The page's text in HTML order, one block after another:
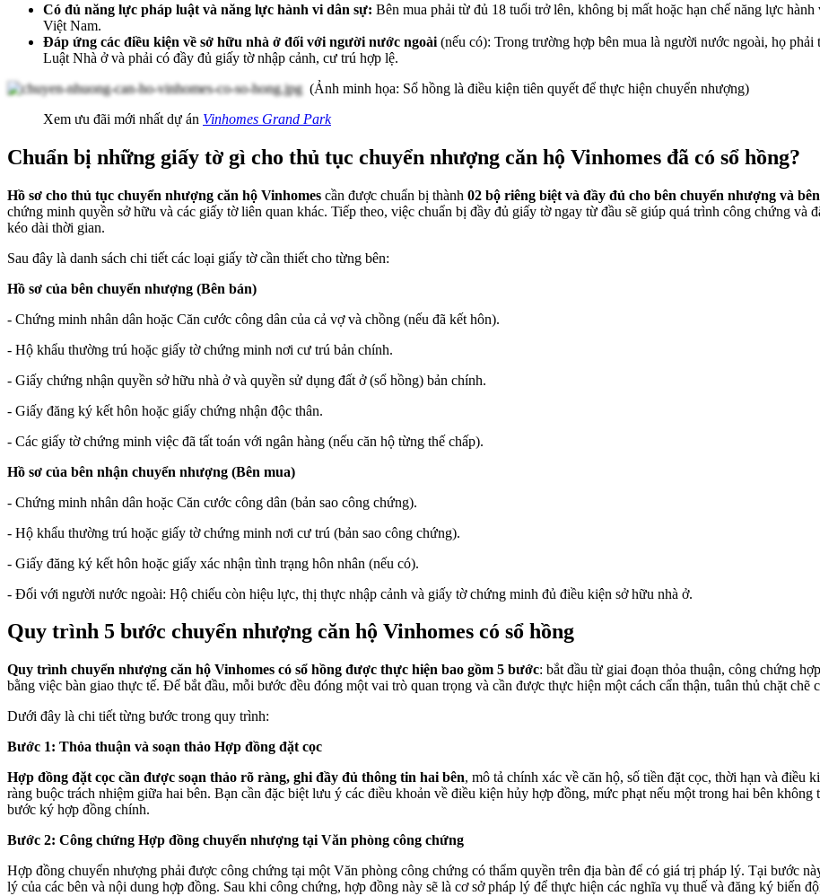
Có đủ năng lực pháp luật và năng lực hành vi dân sự: Bên mua phải từ đủ 18 tuổi trở lên, không bị mất hoặc hạn chế năng lực
Việt Nam.
Đáp ứng các điều kiện về sở hữu nhà ở đối với người nước ngoài (nếu có): Trong trường hợp bên mua là người nước ngoài, họ
Luật Nhà ở và phải có đầy đủ giấy tờ nhập cảnh, cư trú hợp lệ.
(Ảnh minh họa: Sổ hồng là điều kiện tiên quyết để thực hiện chuyển nhượng)
Xem ưu đãi mới nhất dự án Vinhomes Grand Park
Chuẩn bị những giấy tờ gì cho thủ tục chuyển nhượng căn hộ Vinhomes đã có sổ hồng?
Hồ sơ cho thủ tục chuyển nhượng căn hộ Vinhomes cần được chuẩn bị thành 02 bộ riêng biệt và đầy đủ cho bên chuyển nhượng và
chứng minh quyền sở hữu và các giấy tờ liên quan khác. Tiếp theo, việc chuẩn bị đầy đủ giấy tờ ngay từ đầu sẽ giúp quá trình công chứng và
kéo dài thời gian.
Sau đây là danh sách chi tiết các loại giấy tờ cần thiết cho từng bên:
Hồ sơ của bên chuyển nhượng (Bên bán)
- Chứng minh nhân dân hoặc Căn cước công dân của cả vợ và chồng (nếu đã kết hôn).
- Hộ khẩu thường trú hoặc giấy tờ chứng minh nơi cư trú bản chính.
- Giấy chứng nhận quyền sở hữu nhà ở và quyền sử dụng đất ở (sổ hồng) bản chính.
- Giấy đăng ký kết hôn hoặc giấy chứng nhận độc thân.
- Các giấy tờ chứng minh việc đã tất toán với ngân hàng (nếu căn hộ từng thế chấp).
Hồ sơ của bên nhận chuyển nhượng (Bên mua)
- Chứng minh nhân dân hoặc Căn cước công dân (bản sao công chứng).
- Hộ khẩu thường trú hoặc giấy tờ chứng minh nơi cư trú (bản sao công chứng).
- Giấy đăng ký kết hôn hoặc giấy xác nhận tình trạng hôn nhân (nếu có).
- Đối với người nước ngoài: Hộ chiếu còn hiệu lực, thị thực nhập cảnh và giấy tờ chứng minh đủ điều kiện sở hữu nhà ở.
Quy trình 5 bước chuyển nhượng căn hộ Vinhomes có sổ hồng
Quy trình chuyển nhượng căn hộ Vinhomes có sổ hồng được thực hiện bao gồm 5 bước: bắt đầu từ giai đoạn thỏa thuận, công chứng
bằng việc bàn giao thực tế. Để bắt đầu, mỗi bước đều đóng một vai trò quan trọng và cần được thực hiện một cách cẩn thận, tuân thủ chặt chẽ
Dưới đây là chi tiết từng bước trong quy trình:
Bước 1: Thỏa thuận và soạn thảo Hợp đồng đặt cọc
Hợp đồng đặt cọc cần được soạn thảo rõ ràng, ghi đầy đủ thông tin hai bên, mô tả chính xác về căn hộ, số tiền đặt cọc, thời hạn và điều
ràng buộc trách nhiệm giữa hai bên. Bạn cần đặc biệt lưu ý các điều khoản về điều kiện hủy hợp đồng, mức phạt nếu một trong hai bên
bước ký hợp đồng chính.
Bước 2: Công chứng Hợp đồng chuyển nhượng tại Văn phòng công chứng
Hợp đồng chuyển nhượng phải được công chứng tại một Văn phòng công chứng có thẩm quyền trên địa bàn để có giá trị pháp lý. Tại bước
lý của các bên và nội dung hợp đồng. Sau khi công chứng, hợp đồng này sẽ là cơ sở pháp lý để thực hiện các nghĩa vụ thuế và đăng ký biến